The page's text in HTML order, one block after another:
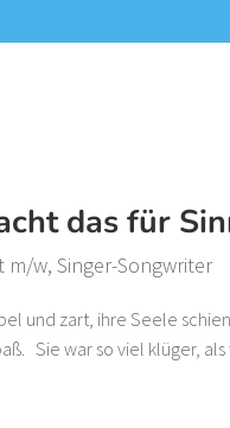
das für
m/w,Singer-Songwriter
und zart, ihre Seele
Sie war so viel klüger,